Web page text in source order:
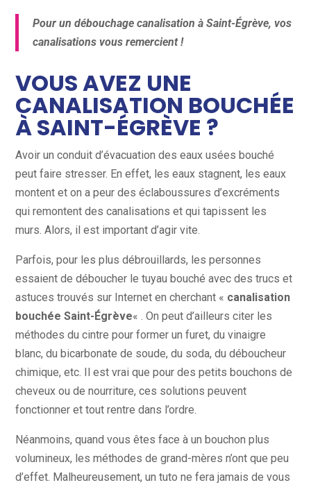
Pour un débouchage canalisation à Saint-Égrève, vos
canalisations vous remercient !
VOUS AVEZ UNE
CANALISATION BOUCHÉE
À SAINT-ÉGRÈVE ?
Avoir un conduit d’évacuation des eaux usées bouché
peut faire stresser. En effet, les eaux stagnent, les eaux
montent et on a peur des éclaboussures d’excréments
qui remontent des canalisations et qui tapissent les
murs. Alors, il est important d’agir vite.
Parfois, pour les plus débrouillards, les personnes
essaient de déboucher le tuyau bouché avec des trucs et
astuces trouvés sur Internet en cherchant « canalisation
bouchée Saint-Égrève« . On peut d’ailleurs citer les
méthodes du cintre pour former un furet, du vinaigre
blanc, du bicarbonate de soude, du soda, du déboucheur
chimique, etc. Il est vrai que pour des petits bouchons de
cheveux ou de nourriture, ces solutions peuvent
fonctionner et tout rentre dans l’ordre.
Néanmoins, quand vous êtes face à un bouchon plus
volumineux, les méthodes de grand-mères n’ont que peu
d’effet. Malheureusement, un tuto ne fera jamais de vous